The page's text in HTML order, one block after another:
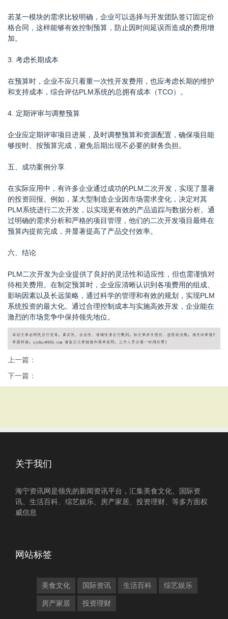
若某一模块的需求比较明确，企业可以选择与开发团队签订固定价
格合同，这样能够有效控制预算，防止因时间延误而造成的费用增
加。
3. 考虑长期成本
在预算时，企业不应只看重一次性开发费用，也应考虑长期的维护
和支持成本，综合评估PLM系统的总拥有成本（TCO）。
4. 定期评审与调整预算
企业应定期评审项目进展，及时调整预算和资源配置，确保项目能
够按时、按预算完成，避免后期出现不必要的财务负担。
五、成功案例分享
在实际应用中，有许多企业通过成功的PLM二次开发，实现了显著
的投资回报。例如，某大型制造企业因市场需求变化，决定对其
PLM系统进行二次开发，以实现更有效的产品追踪与数据分析。通
过明确的需求分析和严格的项目管理，他们的二次开发项目最终在
预算内提前完成，并显著提高了产品交付效率。
六、结论
PLM二次开发为企业提供了良好的灵活性和适应性，但也需谨慎对
待相关费用。在制定预算时，企业应清晰认识到各项费用的组成、
影响因素以及长远策略，通过科学的管理和有效的规划，实现PLM
系统投资的最大化。通过合理控制成本与实施高效开发，企业能在
激烈的市场竞争中保持领先地位。
上一篇：
下一篇：
关于我们
海宁资讯网是领先的新闻资讯平台，汇集美食文化、国际资
讯、生活百科、综艺娱乐、房产家居、投资理财、等多方面权
威信息
网站标签
美食文化 国际资讯 生活百科 综艺娱乐
房产家居 投资理财